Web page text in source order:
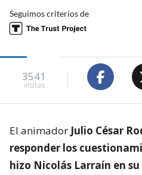
Seguimos criterios de
3541
visitas
El animador Julio César
responder los
hizo Nicolás Larraín en